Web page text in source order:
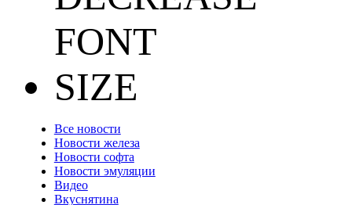
Все новости
Новости железа
Новости софта
Новости эмуляции
Видео
Вкуснятина